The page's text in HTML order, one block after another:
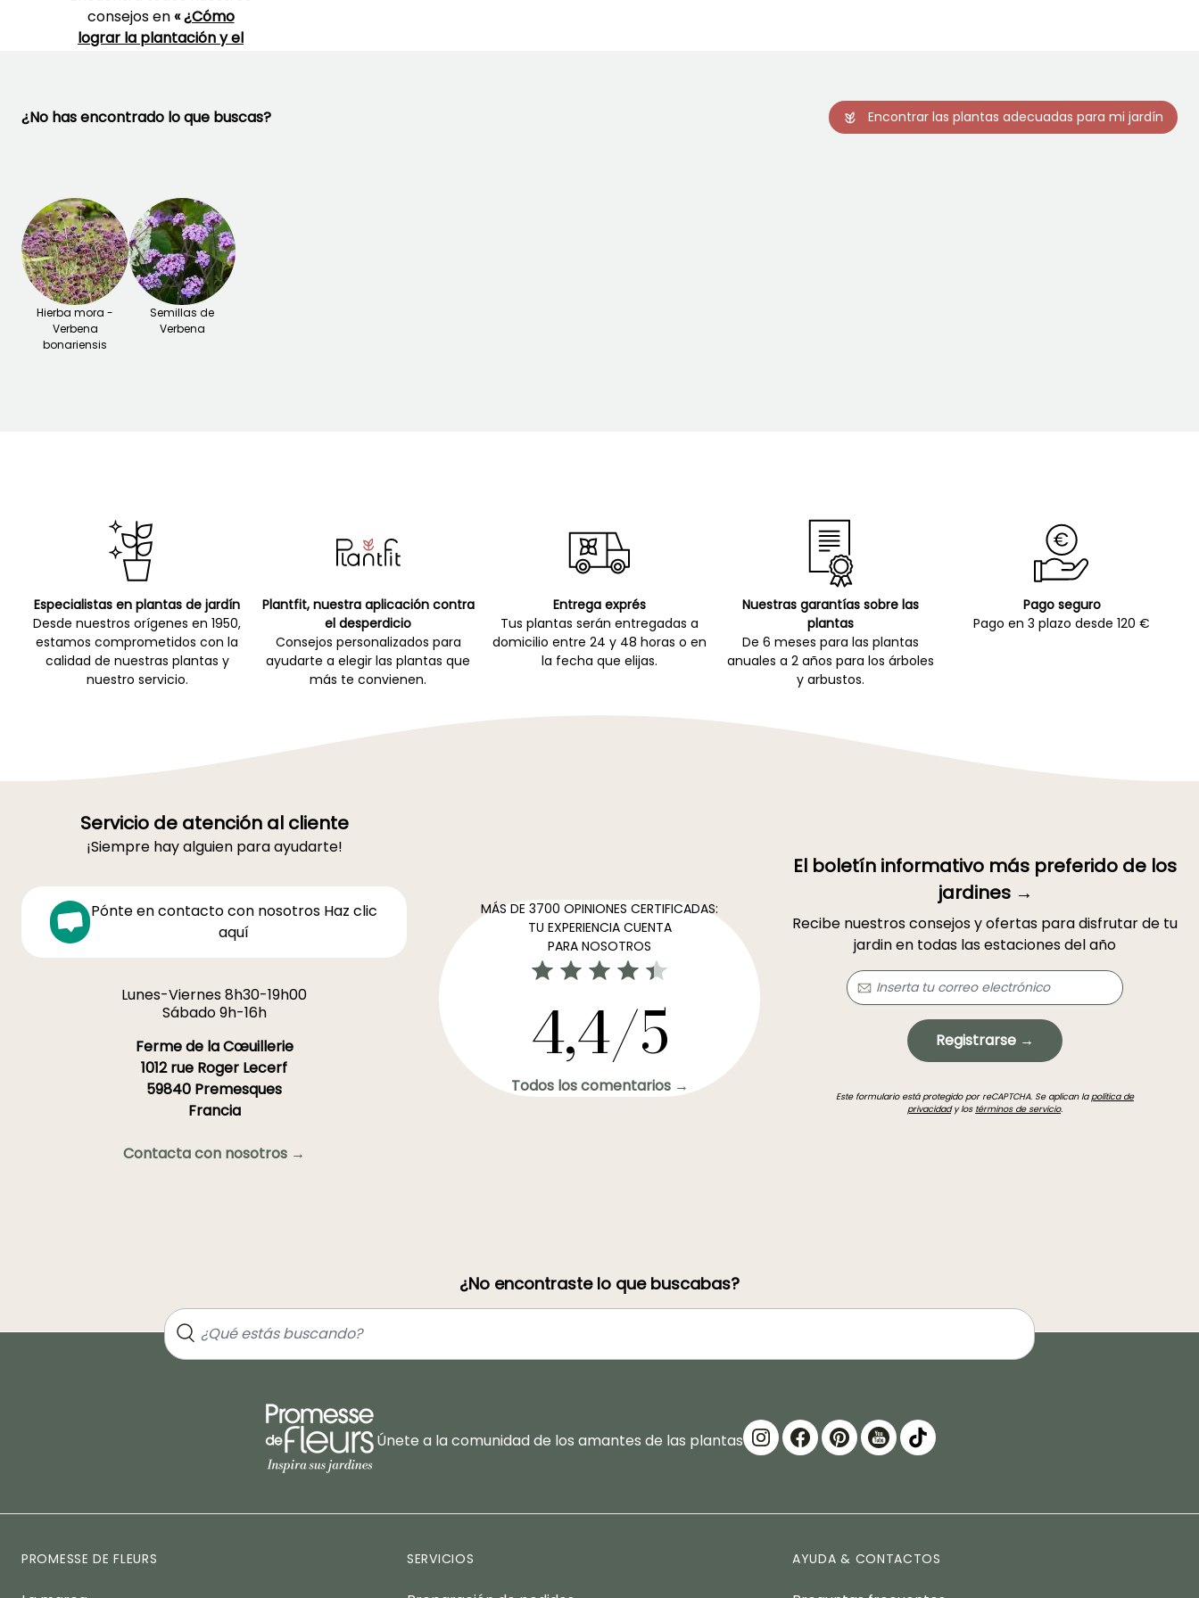
consejos en«¿Cómo
lograr la plantación y el
¡TE ENCANTAN!
¿No has encontrado lo que buscas? Encontrar las plantas adecuadas para mi jardín
Hierba mora -
Verbena
bonariensis
Semillas de
Verbena
Especialistas en plantas de jardín
Desde nuestros orígenes en 1950,
estamos comprometidos con la
calidad de nuestras plantas y
nuestro servicio.
Plantfit, nuestra aplicación contra
el desperdicio
Consejos personalizados para
ayudarte a elegir las plantas que
más te convienen.
Entrega exprés
Tus plantas serán entregadas a
domicilio entre 24 y 48 horas o en
la fecha que elijas.
Nuestras garantías sobre las
plantas
De 6 meses para las plantas
anuales a 2 años para los árboles
y arbustos.
Pago seguro
Pago en 3 plazo desde 120 €
Servicio de atención al cliente
¡Siempre hay alguien para ayudarte!
Pónte en contacto con nosotros Haz clic
aquí
Lunes-Viernes 8h30-19h00
Sábado 9h-16h
Ferme de la Cœuillerie
1012 rue Roger Lecerf
59840 Premesques
Francia
Contacta con nosotros →
MÁS DE 3700 OPINIONES CERTIFICADAS:
TU EXPERIENCIA CUENTA
PARA NOSOTROS
4,4/5
Todos los comentarios →
El boletín informativo más preferido de los
jardines →
Recibe nuestros consejos y ofertas para disfrutar de tu
jardin en todas las estaciones del año
Registrarse →
Este formulario está protegido por reCAPTCHA. Se aplican lapolítica de
privacidady los términos de servicio.
¿No encontraste lo que buscabas?
Únete a la comunidad de los amantes de las plantas
PROMESSE DE FLEURS SERVICIOS AYUDA & CONTACTOS